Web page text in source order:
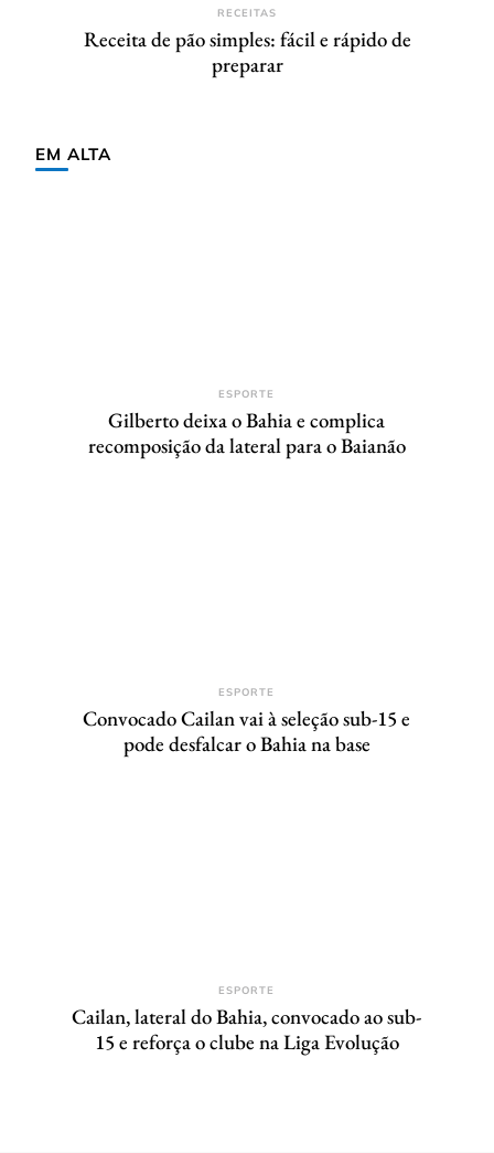
RECEITAS
Receita de pão simples: fácil e rápido de
preparar
EM ALTA
ESPORTE
Gilberto deixa o Bahia e complica
recomposição da lateral para o Baianão
ESPORTE
Convocado Cailan vai à seleção sub-15 e
pode desfalcar o Bahia na base
ESPORTE
Cailan, lateral do Bahia, convocado ao sub-
15 e reforça o clube na Liga Evolução